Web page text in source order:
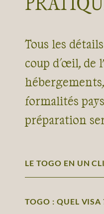
Tous les
coup d'œil, de
formalités
préparation
LE TOGO EN UN
TOGO : QUEL VISA